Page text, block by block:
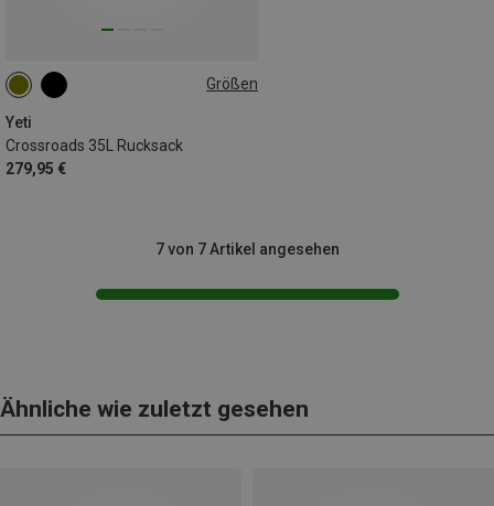
Größen
Yeti
Crossroads 35L Rucksack
279,95 €
35L
7 von 7 Artikel angesehen
Ähnliche wie zuletzt gesehen